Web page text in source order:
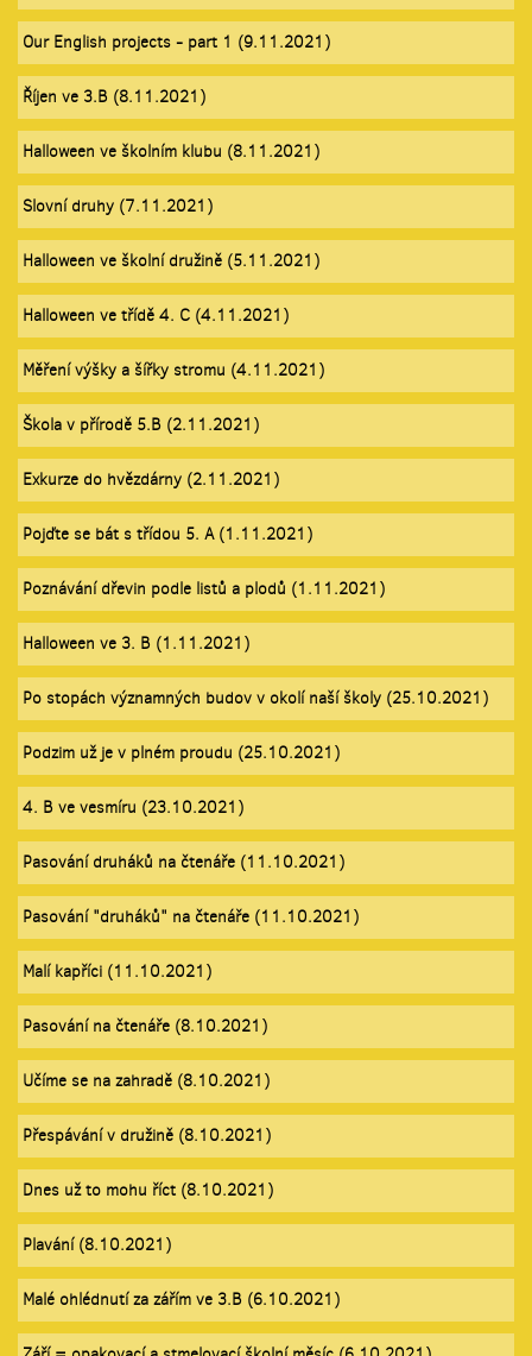
Our English projects - part 1 (9.11.2021)
Říjen ve 3.B (8.11.2021)
Halloween ve školním klubu (8.11.2021)
Slovní druhy (7.11.2021)
Halloween ve školní družině (5.11.2021)
Halloween ve třídě 4. C (4.11.2021)
Měření výšky a šířky stromu (4.11.2021)
Škola v přírodě 5.B (2.11.2021)
Exkurze do hvězdárny (2.11.2021)
Pojďte se bát s třídou 5. A (1.11.2021)
Poznávání dřevin podle listů a plodů (1.11.2021)
Halloween ve 3. B (1.11.2021)
Po stopách významných budov v okolí naší školy (25.10.2021)
Podzim už je v plném proudu (25.10.2021)
4. B ve vesmíru (23.10.2021)
Pasování druháků na čtenáře (11.10.2021)
Pasování "druháků" na čtenáře (11.10.2021)
Malí kapříci (11.10.2021)
Pasování na čtenáře (8.10.2021)
Učíme se na zahradě (8.10.2021)
Přespávání v družině (8.10.2021)
Dnes už to mohu říct (8.10.2021)
Plavání (8.10.2021)
Malé ohlédnutí za zářím ve 3.B (6.10.2021)